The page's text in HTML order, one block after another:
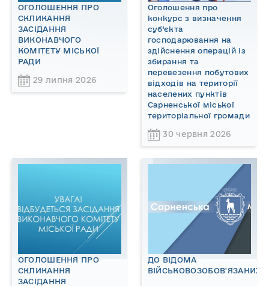
ОГОЛОШЕННЯ ПРО
СКЛИКАННЯ
ЗАСІДАННЯ
ВИКОНАВЧОГО
КОМІТЕТУ МІСЬКОЇ
РАДИ
29 липня 2026
Оголошення про
конкурс з визначення
суб’єкта
господарювання на
здійснення операцій із
збирання та
перевезення побутових
відходів на території
населених пунктів
Сарненської міської
територіальної громади
30 червня 2026
ОГОЛОШЕННЯ ПРО
СКЛИКАННЯ
ЗАСІДАННЯ
ДО ВІДОМА
ВІЙСЬКОВОЗОБОВ'ЯЗАНИХ!